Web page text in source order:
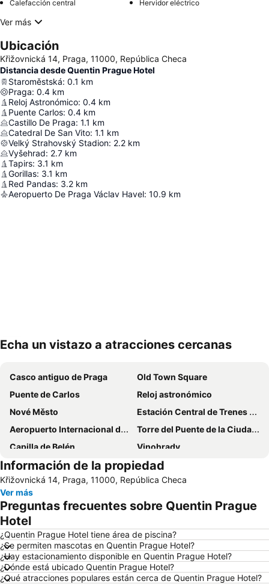
Calefacción central Hervidor eléctrico
Ver más
Ubicación
Křižovnická 14, Praga, 11000, República Checa
Distancia desde Quentin Prague Hotel
Staroměstská: 0.1 km
Praga: 0.4 km
Reloj Astronómico: 0.4 km
Puente Carlos: 0.4 km
Castillo De Praga: 1.1 km
Catedral De San Vito: 1.1 km
Velký Strahovský Stadion: 2.2 km
Vyšehrad: 2.7 km
Tapirs: 3.1 km
Gorillas: 3.1 km
Red Pandas: 3.2 km
Aeropuerto De Praga Václav Havel: 10.9 km
Echa un vistazo a atracciones cercanas
Casco antiguo de Praga
Old Town Square
Puente de Carlos
Reloj astronómico
Nové Město
Estación Central de Trenes de Praga
Aeropuerto Internacional de Praga Václav Havel
Torre del Puente de la Ciudad Vieja
Capilla de Belén
Vinohrady
O2 Arena
Barrio Judío
Iglesia de San Juan Nepomuceno en la Roca
Centro de Squash Strahov
Holešovice
Metropole Zličín
Información de la propiedad
Křižovnická 14, Praga, 11000, República Checa
Ver más
Preguntas frecuentes sobre Quentin Prague
Hotel
¿Quentin Prague Hotel tiene área de piscina?
¿Se permiten mascotas en Quentin Prague Hotel?
¿Hay estacionamiento disponible en Quentin Prague Hotel?
¿Dónde está ubicado Quentin Prague Hotel?
¿Qué atracciones populares están cerca de Quentin Prague Hotel?